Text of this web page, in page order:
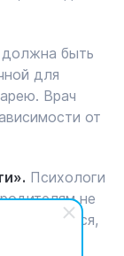
быть
для
Врач
от
Психологи
не
кажется,